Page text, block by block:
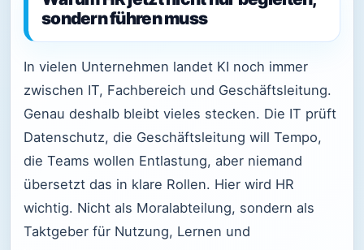
sondern führen muss
In vielen Unternehmen landet KI noch immer
zwischen IT, Fachbereich und Geschäftsleitung.
Genau deshalb bleibt vieles stecken. Die IT prüft
Datenschutz, die Geschäftsleitung will Tempo,
die Teams wollen Entlastung, aber niemand
übersetzt das in klare Rollen. Hier wird HR
wichtig. Nicht als Moralabteilung, sondern als
Taktgeber für Nutzung, Lernen und